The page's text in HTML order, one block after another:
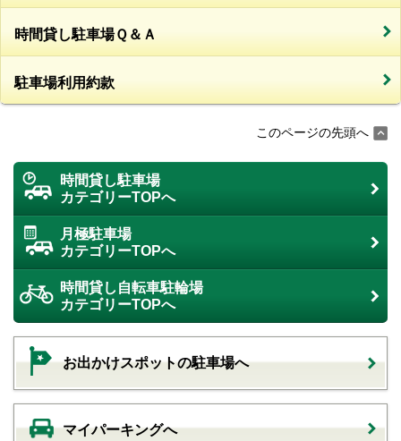
時間貸し駐車場Ｑ＆Ａ
駐車場利用約款
このページの先頭へ
時間貸し駐車場
カテゴリーTOPへ
月極駐車場
カテゴリーTOPへ
時間貸し自転車駐輪場
カテゴリーTOPへ
お出かけスポットの駐車場へ
マイパーキングへ